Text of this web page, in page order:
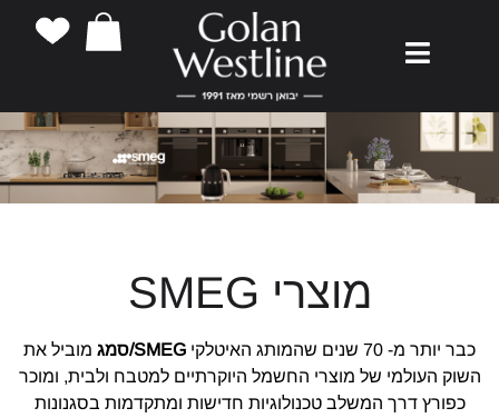
מוצרי SMEG
כבר יותר מ- 70 שנים שהמותג האיטלקי SMEG/סמג
מוביל את
השוק העולמי של מוצרי החשמל היוקרתיים למטבח ולבית, ומוכר
כפורץ דרך המשלב טכנולוגיות חדישות ומתקדמות בסגנונות